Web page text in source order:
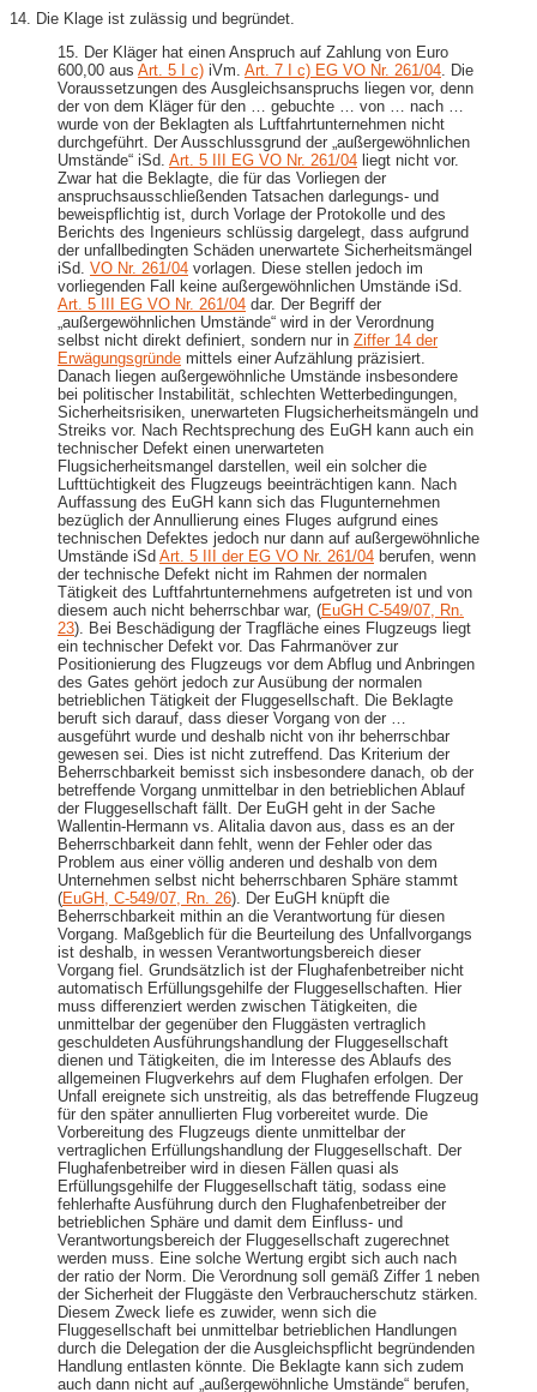
14. Die Klage ist zulässig und begründet.
15. Der Kläger hat einen Anspruch auf Zahlung von Euro
600,00 aus Art. 5 I c) iVm. Art. 7 I c) EG VO Nr. 261/04 . Die
Voraussetzungen des Ausgleichsanspruchs liegen vor, denn
der von dem Kläger für den … gebuchte … von … nach …
wurde von der Beklagten als Luftfahrtunternehmen nicht
durchgeführt. Der Ausschlussgrund der „außergewöhnlichen
Umstände“ iSd. Art. 5 III EG VO Nr. 261/04 liegt nicht vor.
Zwar hat die Beklagte, die für das Vorliegen der
anspruchsausschließenden Tatsachen darlegungs- und
beweispflichtig ist, durch Vorlage der Protokolle und des
Berichts des Ingenieurs schlüssig dargelegt, dass aufgrund
der unfallbedingten Schäden unerwartete Sicherheitsmängel
iSd. VO Nr. 261/04 vorlagen. Diese stellen jedoch im
vorliegenden Fall keine außergewöhnlichen Umstände iSd.
Art. 5 III EG VO Nr. 261/04 dar. Der Begriff der
„außergewöhnlichen Umstände“ wird in der Verordnung
selbst nicht direkt definiert, sondern nur in Ziffer 14 der
Erwägungsgründe mittels einer Aufzählung präzisiert.
Danach liegen außergewöhnliche Umstände insbesondere
bei politischer Instabilität, schlechten Wetterbedingungen,
Sicherheitsrisiken, unerwarteten Flugsicherheitsmängeln und
Streiks vor. Nach Rechtsprechung des EuGH kann auch ein
technischer Defekt einen unerwarteten
Flugsicherheitsmangel darstellen, weil ein solcher die
Lufttüchtigkeit des Flugzeugs beeinträchtigen kann. Nach
Auffassung des EuGH kann sich das Flugunternehmen
bezüglich der Annullierung eines Fluges aufgrund eines
technischen Defektes jedoch nur dann auf außergewöhnliche
Umstände iSd Art. 5 III der EG VO Nr. 261/04 berufen, wenn
der technische Defekt nicht im Rahmen der normalen
Tätigkeit des Luftfahrtunternehmens aufgetreten ist und von
diesem auch nicht beherrschbar war, (EuGH C-549/07, Rn.
23). Bei Beschädigung der Tragfläche eines Flugzeugs liegt
ein technischer Defekt vor. Das Fahrmanöver zur
Positionierung des Flugzeugs vor dem Abflug und Anbringen
des Gates gehört jedoch zur Ausübung der normalen
betrieblichen Tätigkeit der Fluggesellschaft. Die Beklagte
beruft sich darauf, dass dieser Vorgang von der …
ausgeführt wurde und deshalb nicht von ihr beherrschbar
gewesen sei. Dies ist nicht zutreffend. Das Kriterium der
Beherrschbarkeit bemisst sich insbesondere danach, ob der
betreffende Vorgang unmittelbar in den betrieblichen Ablauf
der Fluggesellschaft fällt. Der EuGH geht in der Sache
Wallentin-Hermann vs. Alitalia davon aus, dass es an der
Beherrschbarkeit dann fehlt, wenn der Fehler oder das
Problem aus einer völlig anderen und deshalb von dem
Unternehmen selbst nicht beherrschbaren Sphäre stammt
(EuGH, C-549/07, Rn. 26). Der EuGH knüpft die
Beherrschbarkeit mithin an die Verantwortung für diesen
Vorgang. Maßgeblich für die Beurteilung des Unfallvorgangs
ist deshalb, in wessen Verantwortungsbereich dieser
Vorgang fiel. Grundsätzlich ist der Flughafenbetreiber nicht
automatisch Erfüllungsgehilfe der Fluggesellschaften. Hier
muss differenziert werden zwischen Tätigkeiten, die
unmittelbar der gegenüber den Fluggästen vertraglich
geschuldeten Ausführungshandlung der Fluggesellschaft
dienen und Tätigkeiten, die im Interesse des Ablaufs des
allgemeinen Flugverkehrs auf dem Flughafen erfolgen. Der
Unfall ereignete sich unstreitig, als das betreffende Flugzeug
für den später annullierten Flug vorbereitet wurde. Die
Vorbereitung des Flugzeugs diente unmittelbar der
vertraglichen Erfüllungshandlung der Fluggesellschaft. Der
Flughafenbetreiber wird in diesen Fällen quasi als
Erfüllungsgehilfe der Fluggesellschaft tätig, sodass eine
fehlerhafte Ausführung durch den Flughafenbetreiber der
betrieblichen Sphäre und damit dem Einfluss- und
Verantwortungsbereich der Fluggesellschaft zugerechnet
werden muss. Eine solche Wertung ergibt sich auch nach
der ratio der Norm. Die Verordnung soll gemäß Ziffer 1 neben
der Sicherheit der Fluggäste den Verbraucherschutz stärken.
Diesem Zweck liefe es zuwider, wenn sich die
Fluggesellschaft bei unmittelbar betrieblichen Handlungen
durch die Delegation der die Ausgleichspflicht begründenden
Handlung entlasten könnte. Die Beklagte kann sich zudem
auch dann nicht auf „außergewöhnliche Umstände“ berufen,